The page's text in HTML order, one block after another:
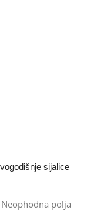
sijalice
Neophodna polja